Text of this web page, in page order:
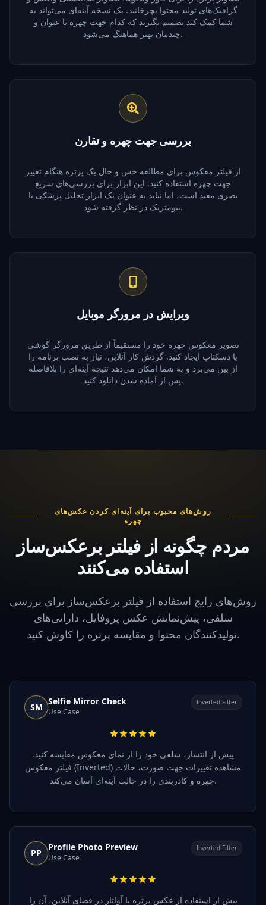
گرافیک‌های تولید محتوا بچرخانید. یک نسخه آینه‌ای می‌تواند به
شما کمک کند تصمیم بگیرید که کدام جهت چهره با عنوان و
چیدمان بهتر هماهنگ می‌شود.
بررسی جهت چهره و تقارن
از فیلتر معکوس برای مطالعه حس و حال یک پرتره هنگام تغییر
جهت چهره استفاده کنید. این ابزار برای بررسی‌های سریع
بصری مفید است، اما نباید به عنوان یک ابزار تحلیل پزشکی یا
بیومتریک در نظر گرفته شود.
ویرایش در مرورگر موبایل
تصویر معکوس چهره خود را مستقیماً از طریق مرورگر گوشی
یا دسکتاپ ایجاد کنید. گردش کار آنلاین، نیاز به نصب برنامه را
از بین می‌برد و به شما امکان می‌دهد نتیجه آینه‌ای را بلافاصله
پس از آماده شدن دانلود کنید.
روش‌های محبوب برای آینه‌ای کردن عکس‌های
چهره
مردم چگونه از فیلتر برعکس‌ساز
استفاده می‌کنند
روش‌های رایج استفاده از فیلتر برعکس‌ساز برای بررسی
سلفی، پیش‌نمایش عکس پروفایل، دارایی‌های
تولیدکنندگان محتوا و مقایسه پرتره را کاوش کنید.
SM
Selfie Mirror Check
Use Case
Inverted Filter
پیش از انتشار، سلفی خود را از نمای معکوس مقایسه کنید.
فیلتر معکوس (Inverted) مشاهده تغییرات جهت صورت، حالات
چهره و کادربندی را در حالت آینه‌ای آسان می‌کند.
PP
Profile Photo Preview
Use Case
Inverted Filter
پیش از استفاده از عکس پرتره یا آواتار در فضای آنلاین، آن را